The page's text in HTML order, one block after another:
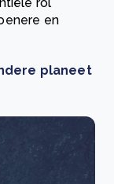
rol
en
planeet